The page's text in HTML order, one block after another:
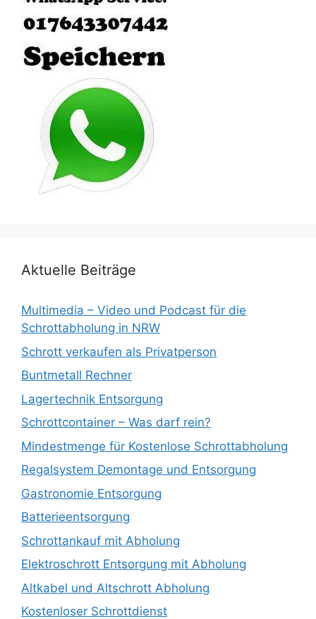
Aktuelle Beiträge
Multimedia – Video und Podcast für die
Schrottabholung in NRW
Schrott verkaufen als Privatperson
Buntmetall Rechner
Lagertechnik Entsorgung
Schrottcontainer – Was darf rein?
Mindestmenge für Kostenlose Schrottabholung
Regalsystem Demontage und Entsorgung
Gastronomie Entsorgung
Batterieentsorgung
Schrottankauf mit Abholung
Elektroschrott Entsorgung mit Abholung
Altkabel und Altschrott Abholung
Kostenloser Schrottdienst